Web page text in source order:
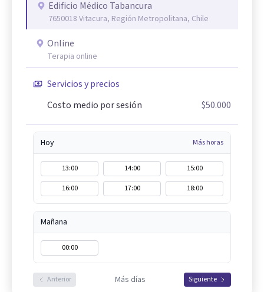
Edificio Médico Tabancura
7650018 Vitacura, Región Metropolitana, Chile
Online
Terapia online
Servicios y precios
Costo medio por sesión
$50.000
Hoy Más horas
13:00 14:00
15:00
16:00
17:00 18:00
Mañana
00:00
Anterior Más días Siguiente